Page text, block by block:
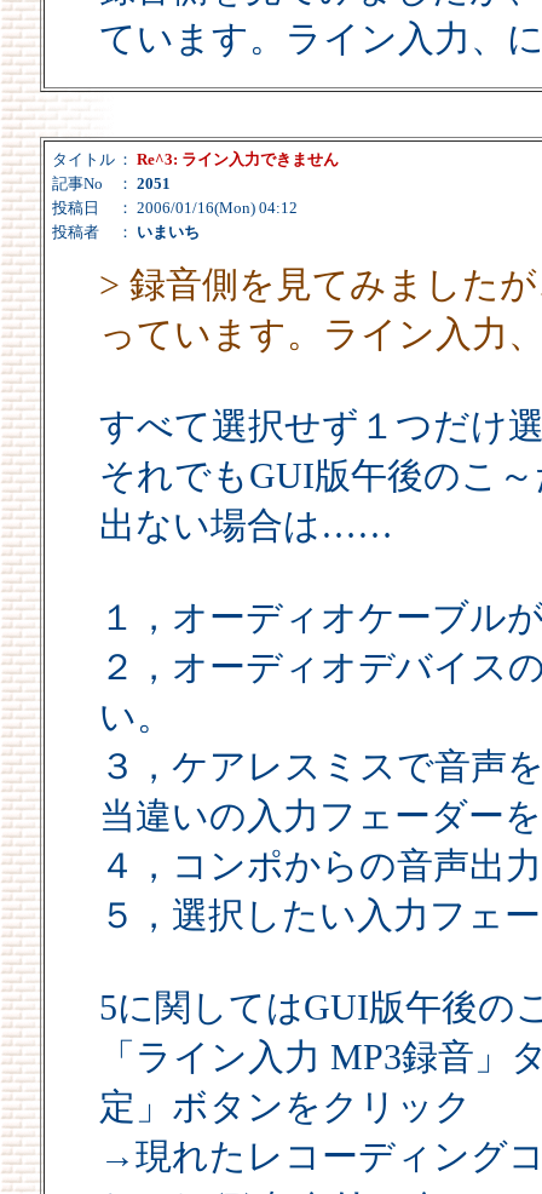
ています。ライン入力、
タイトル ： Re^3: ライン入力できません
記事No
： 2051
投稿日
： 2006/01/16(Mon) 04:12
投稿者
： いまいち
> 録音側を見てみました
っています。ライン入力
すべて選択せず１つだけ
それでもGUI版午後のこ
出ない場合は……
１，オーディオケーブル
２，オーディオデバイス
い。
３，ケアレスミスで音声
当違いの入力フェーダー
４，コンポからの音声出
５，選択したい入力フェ
5に関してはGUI版午後の
「ライン入力 MP3録音
定」ボタンをクリック
→現れたレコーディング